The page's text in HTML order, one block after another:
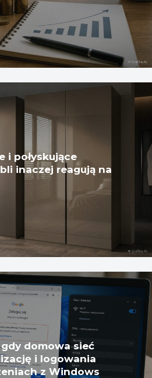
i połyskujące
inaczej reagują na
domowa sieć
i logowania
z Windows